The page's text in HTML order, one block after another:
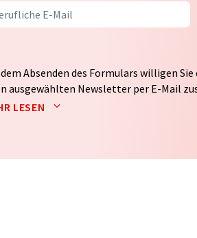
Absenden des Formulars willigen Sie
ausgewählten Newsletter per E-Mail
Die Speicherung und
LESEN